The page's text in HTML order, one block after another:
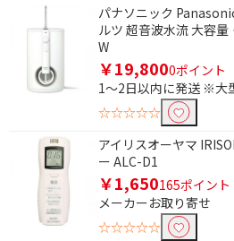
パナソニック
ルツ 超音波水流 大容
W
￥19,8000ポイント
1～2日以内に発送 ※大
☆☆☆☆☆
アイリスオーヤマ
ー ALC-D1
￥1,650165ポイント
メーカーお取り寄せ
☆☆☆☆☆
条件で絞り
フリーワードで絞り込む
除外する
除外する にチェックを入れる
を除外して検索します。